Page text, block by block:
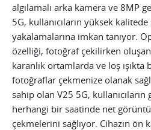
algılamalı arka kamera ve 8MP
5G, kullanıcıların yüksek
yakalamalarına imkan tanıyor.
özelliği, fotoğraf çekilirken
karanlık ortamlarda ve loş
fotoğraflar çekmenize olanak
sahip olan V25 5G,
herhangi bir saatinde net
çekmelerini sağlıyor. Cihazın ön